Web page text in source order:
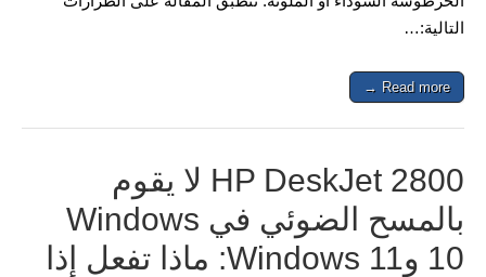
التالية:…
Read more →
HP DeskJet 2800 لا يقوم
بالمسح الضوئي في Windows
10 وWindows 11: ماذا تفعل إذا